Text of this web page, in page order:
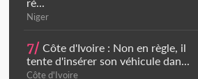
Niger
7/ Côte d'Ivoire : Non en règle, il
tente d'insérer son véhicule dan...
Côte d'Ivoire